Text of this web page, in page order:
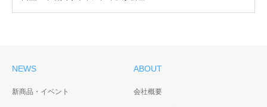
NEWS
新商品・イベント
ABOUT
会社概要